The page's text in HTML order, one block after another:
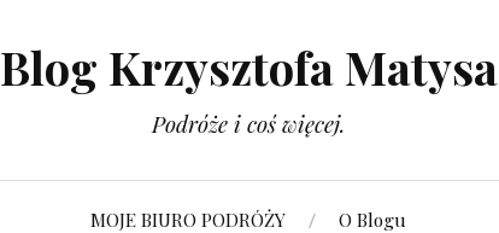
Blog Krzysztofa Matysa
Podróże i coś więcej.
MOJE BIURO PODRÓŻY O Blogu